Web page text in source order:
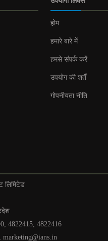
होम
हमारे बारे में
हमसे संपर्क करें
उपयोग की शर्तें
गोपनीयता नीति
लिमिटेड
4822415, 4822416
marketing@ians.in